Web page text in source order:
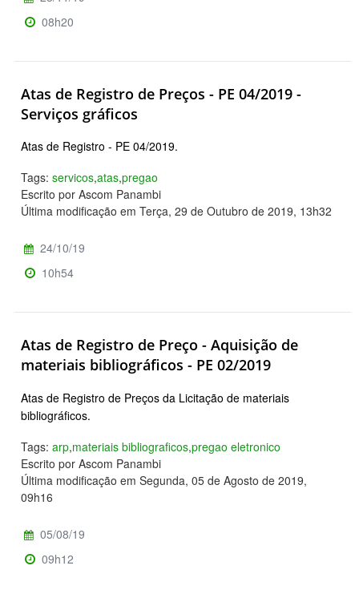
08h20
Atas de Registro de Preços - PE 04/2019 -
Serviços gráficos
Atas de Registro - PE 04/2019.
Tags: servicos,atas,pregao
Escrito por Ascom Panambi
Última modificação em Terça, 29 de Outubro de 2019, 13h32
24/10/19
10h54
Atas de Registro de Preço - Aquisição de
materiais bibliográficos - PE 02/2019
Atas de Registro de Preços da Licitação de materiais
bibliográficos.
Tags: arp,materiais bibliograficos,pregao eletronico
Escrito por Ascom Panambi
Última modificação em Segunda, 05 de Agosto de 2019,
09h16
05/08/19
09h12